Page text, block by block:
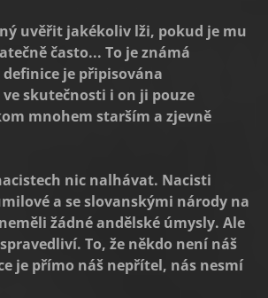
uvěřit jakékoliv lži, pokud je mu
často... To je známá
je připisována
ve skutečnosti i on ji pouze
mnohem starším a zjevně
nic nalhávat. Nacisti
a se slovanskými národy na
žádné andělské úmysly. Ale
To, že někdo není náš
je přímo náš nepřítel, nás nesmí